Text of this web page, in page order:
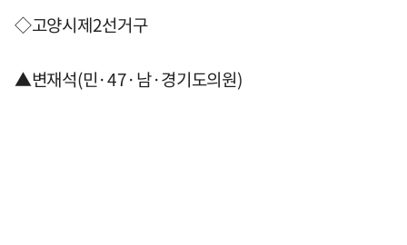
◇고양시제2선거구
▲변재석(민·47·남·경기도의원)